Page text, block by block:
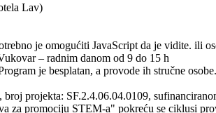
Lav)
je omogućiti JavaScript da je vidite. ili
– radnim danom od 9 do 15 h
je besplatan, a provode ih stručne osobe.
projekta: SF.2.4.06.04.0109,
za promociju STEM-a" pokreću se ciklusi